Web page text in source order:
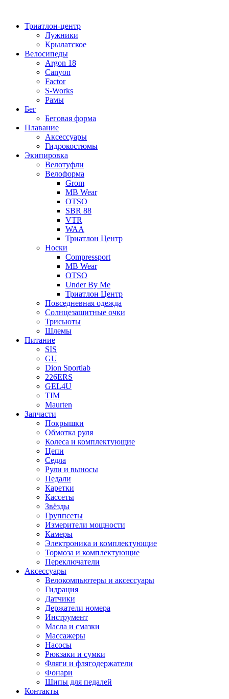
содержимому
Триатлон-центр
Лужники
Крылатское
Велосипеды
Argon 18
Canyon
Factor
S-Works
Рамы
Бег
Беговая форма
Плавание
Аксессуары
Гидрокостюмы
Экипировка
Велотуфли
Велоформа
Grom
MB Wear
OTSO
SBR 88
VTR
WAA
Триатлон Центр
Носки
Compressport
MB Wear
OTSO
Under By Me
Триатлон Центр
Повседневная одежда
Солнцезащитные очки
Трисьюты
Шлемы
Питание
SIS
GU
Dion Sportlab
226ERS
GEL4U
TIM
Maurten
Запчасти
Покрышки
Обмотка руля
Колеса и комплектующие
Цепи
Седла
Рули и выносы
Педали
Каретки
Кассеты
Звёзды
Группсеты
Измерители мощности
Камеры
Электроника и комплектующие
Тормоза и комплектующие
Переключатели
Аксессуары
Велокомпьютеры и аксессуары
Гидрация
Датчики
Держатели номера
Инструмент
Масла и смазки
Массажеры
Насосы
Рюкзаки и сумки
Фляги и флягодержатели
Фонари
Шипы для педалей
Контакты